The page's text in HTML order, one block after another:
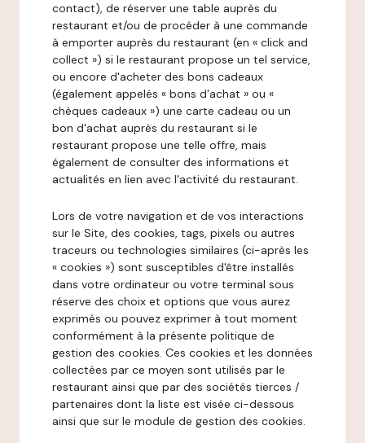
contact), de réserver une table auprès du
restaurant et/ou de procéder à une commande
à emporter auprès du restaurant (en « click and
collect ») si le restaurant propose un tel service,
ou encore d'acheter des bons cadeaux
(également appelés « bons d'achat » ou «
chèques cadeaux ») une carte cadeau ou un
bon d'achat auprès du restaurant si le
restaurant propose une telle offre, mais
également de consulter des informations et
actualités en lien avec l'activité du restaurant.
Lors de votre navigation et de vos interactions
sur le Site, des cookies, tags, pixels ou autres
traceurs ou technologies similaires (ci-après les
« cookies ») sont susceptibles d'être installés
dans votre ordinateur ou votre terminal sous
réserve des choix et options que vous aurez
exprimés ou pouvez exprimer à tout moment
conformément à la présente politique de
gestion des cookies. Ces cookies et les données
collectées par ce moyen sont utilisés par le
restaurant ainsi que par des sociétés tierces /
partenaires dont la liste est visée ci-dessous
ainsi que sur le module de gestion des cookies.